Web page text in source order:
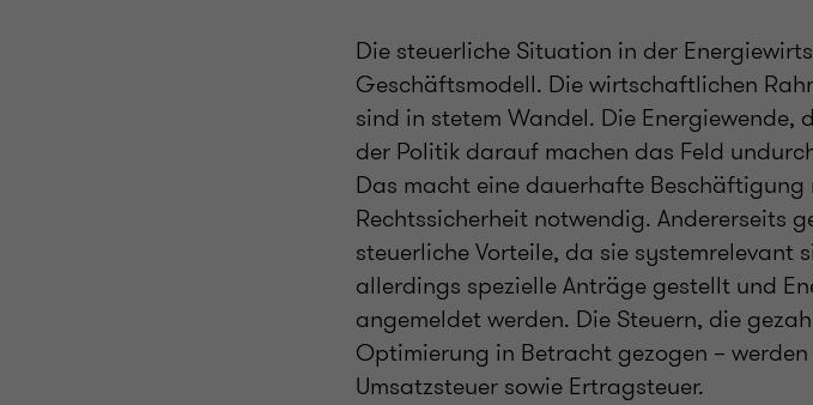
Die steuerliche Situation in der
Geschäftsmodell. Die wirtschaftlichen
sind in stetem Wandel. Die
der Politik darauf machen das Feld
Das macht eine dauerhafte Beschäftigung
Rechtssicherheit notwendig. Andererseits
steuerliche Vorteile, da sie systemrelevant
allerdings spezielle Anträge gestellt und
angemeldet werden. Die Steuern, die
Optimierung in Betracht gezogen –
Umsatzsteuer sowie Ertragsteuer.